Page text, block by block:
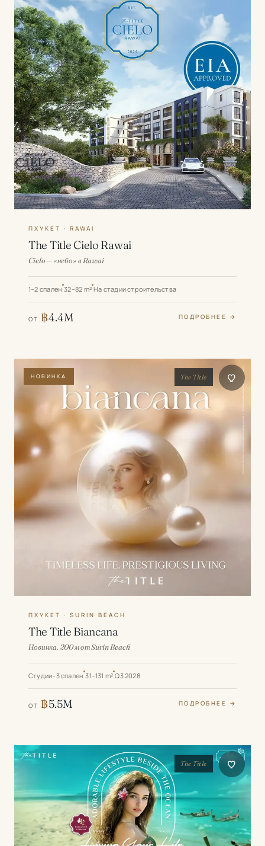
ПХУКЕТ · RAWAI
The Title Cielo Rawai
Cielo — «небо» в Rawai
1–2 спален 32–82 m² На стадии строительства
ОТ ฿4.4M ПОДРОБНЕЕ →
НОВИНКА The Title
ПХУКЕТ · SURIN BEACH
The Title Biancana
Новинка. 200 м от Surin Beach
Студии–3 спален 31–131 m² Q3 2028
ОТ ฿5.5M ПОДРОБНЕЕ →
The Title